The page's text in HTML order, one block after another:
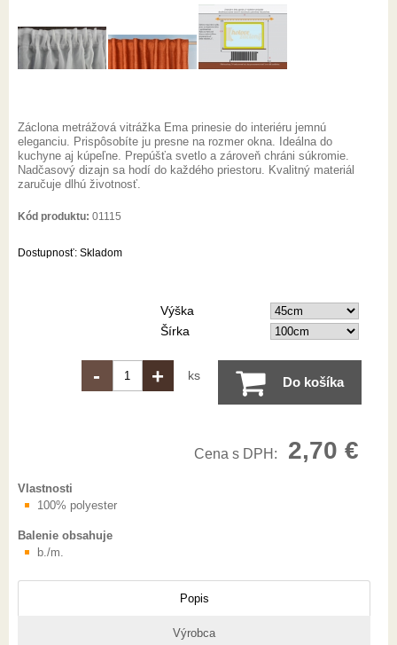
Záclona metrážová vitrážka Ema prinesie do interiéru jemnú
eleganciu. Prispôsobíte ju presne na rozmer okna. Ideálna do
kuchyne aj kúpeľne. Prepúšťa svetlo a zároveň chráni súkromie.
Nadčasový dizajn sa hodí do každého priestoru. Kvalitný materiál
zaručuje dlhú životnosť.
Kód produktu: 01115
Dostupnosť: Skladom
Výška
Šírka
- + ks Do košíka
Cena s DPH: 2,70 €
Vlastnosti
100% polyester
Balenie obsahuje
b./m.
Popis
Výrobca